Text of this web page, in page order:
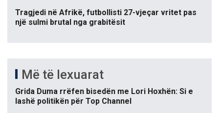
Tragjedi në Afrikë, futbollisti 27-vjeçar vritet pas
një sulmi brutal nga grabitësit
Më të lexuarat
Grida Duma rrëfen bisedën me Lori Hoxhën: Si e
lashë politikën për Top Channel